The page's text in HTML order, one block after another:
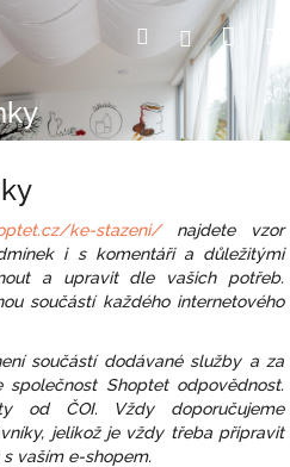
HledatPřihlášení
ke-stazeni/najdete vzor
i s komentáři a důležitými
a upravit dle vašich potřeb.
součástí každého internetového
součástí dodávané služby a za
Shoptet odpovědnost.
od ČOI. Vždy doporučujeme
jelikož je vždy třeba připravit
vaším e-shopem.